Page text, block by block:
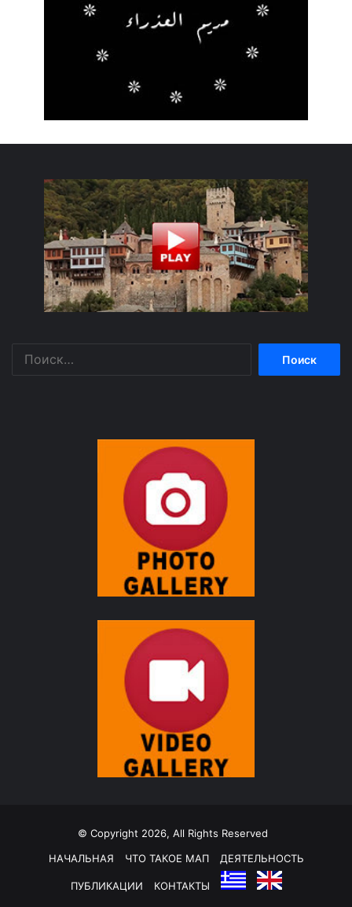
© Copyright 2026, All Rights Reserved
НАЧАЛЬНАЯ
ЧТО ТАКОЕ МАП ДЕЯТЕЛЬНОСТЬ
ПУБЛИКАЦИИ КОНТАКТЫ